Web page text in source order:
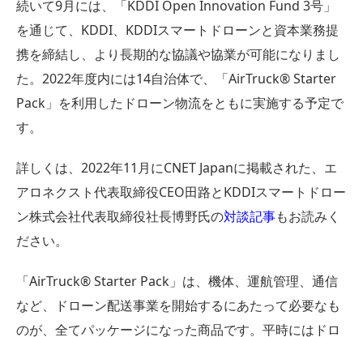
続いて9月には、「KDDI Open Innovation Fund 3号」
を通じて、KDDI、KDDIスマートドローンと資本業務提
携を締結し、より長期的な協議や協業が可能になりまし
た。2022年度内には14自治体で、「AirTruck®︎ Starter
Pack」を利用したドローン物流をともに実施する予定で
す。
詳しくは、2022年11月にCNET Japanに掲載された、エ
アロネクスト代表取締役CEO田路とKDDIスマートドロー
ン株式会社代表取締役社長博野氏の対談記事もお読みく
ださい。
「AirTruck®︎ Starter Pack」は、機体、運航管理、通信
など、ドローン配送事業を開始するにあたって必要なも
のが、全てパッケージになった商品です。平時にはドロ